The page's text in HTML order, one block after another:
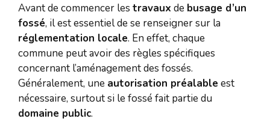
Avant de commencer les travaux de busage d’un
fossé, il est essentiel de se renseigner sur la
réglementation locale. En effet, chaque
commune peut avoir des règles spécifiques
concernant l’aménagement des fossés.
Généralement, une autorisation préalable est
nécessaire, surtout si le fossé fait partie du
domaine public.